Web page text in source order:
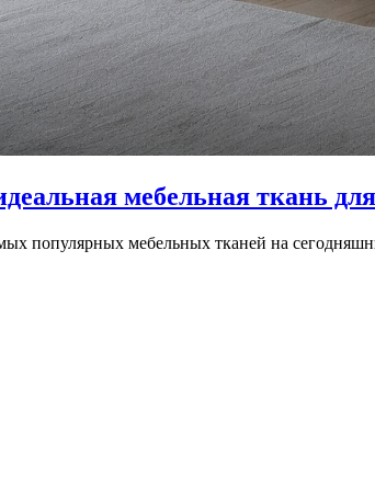
мебельная ткань
популярных мебельных тканей на